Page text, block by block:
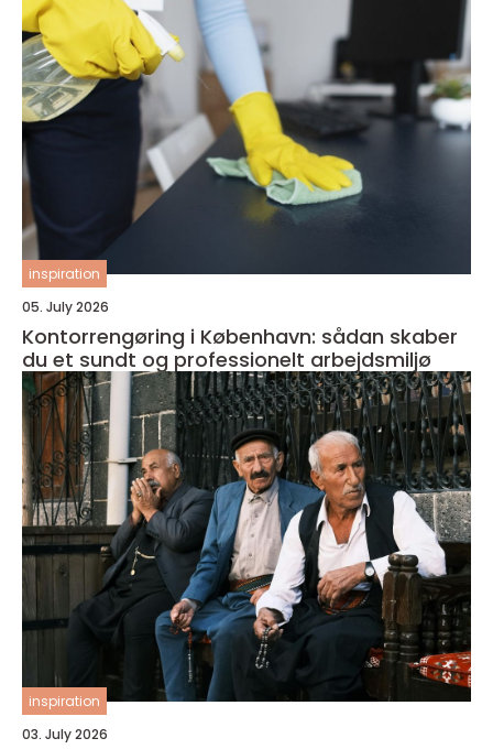
inspiration
05. July 2026
Kontorrengøring i København: sådan skaber
du et sundt og professionelt arbejdsmiljø
inspiration
03. July 2026